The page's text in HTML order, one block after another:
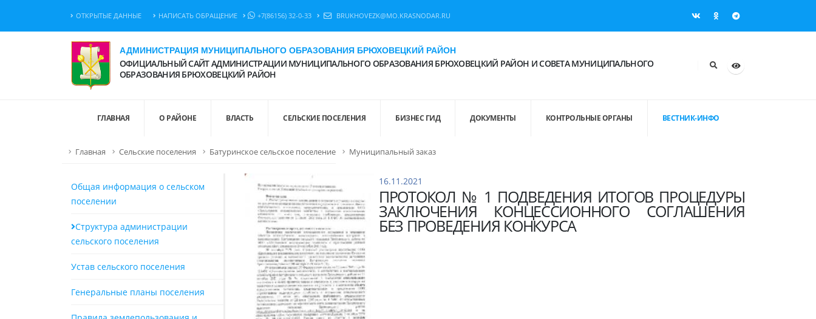
ОТКРЫТЫЕ ДАННЫЕ НАПИСАТЬ ОБРАЩЕНИЕ +7(86156) 32-0-33 BRUKHOVEZK@MO.KRASNODAR.RU
АДМИНИСТРАЦИЯ МУНИЦИПАЛЬНОГО ОБРАЗОВАНИЯ БРЮХОВЕЦКИЙ РАЙОН
ОФИЦИАЛЬНЫЙ САЙТ АДМИНИСТРАЦИИ МУНИЦИПАЛЬНОГО ОБРАЗОВАНИЯ БРЮХОВЕЦКИЙ РАЙОН И СОВЕТА МУНИЦИПАЛЬНОГО
ОБРАЗОВАНИЯ БРЮХОВЕЦКИЙ РАЙОН
ГЛАВНАЯ О РАЙОНЕ ВЛАСТЬ СЕЛЬСКИЕ ПОСЕЛЕНИЯ БИЗНЕС ГИД ДОКУМЕНТЫ КОНТРОЛЬНЫЕ ОРГАНЫ ВЕСТНИК-ИНФО
Главная Сельские поселения Батуринское сельское поселение Муниципальный заказ
Общая информация о сельском
поселении
Структура администрации
сельского поселения
Устав сельского поселения
Генеральные планы поселения
16.11.2021
ПРОТОКОЛ № 1 ПОДВЕДЕНИЯ ИТОГОВ ПРОЦЕДУРЫ
ЗАКЛЮЧЕНИЯ КОНЦЕССИОННОГО СОГЛАШЕНИЯ
БЕЗ ПРОВЕДЕНИЯ КОНКУРСА